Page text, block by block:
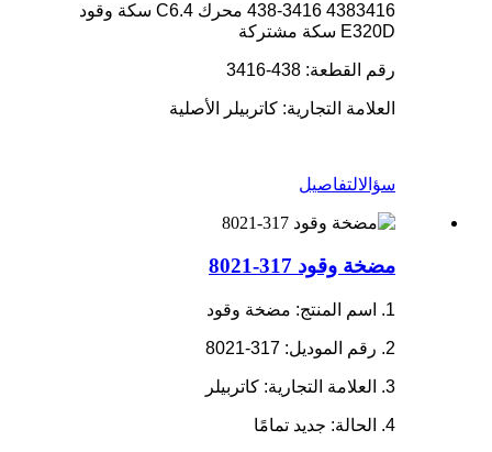
4383416 438-3416 محرك C6.4 سكة وقود
E320D سكة مشتركة
رقم القطعة: 438-3416
العلامة التجارية: كاتربيلر الأصلية
سؤالالتفاصيل
مضخة وقود 317-8021
1. اسم المنتج: مضخة وقود
2. رقم الموديل: 317-8021
3. العلامة التجارية: كاتربيلر
4. الحالة: جديد تمامًا